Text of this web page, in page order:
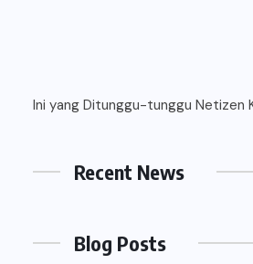
Ini yang Ditunggu-tunggu Netizen
Recent News
Blog Posts